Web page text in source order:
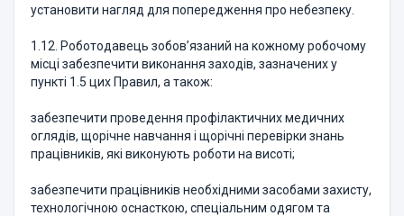
установити нагляд для попередження про небезпеку.
1.12. Роботодавець зобов’язаний на кожному робочому
місці забезпечити виконання заходів, зазначених у
пункті 1.5 цих Правил, а також:
забезпечити проведення профілактичних медичних
оглядів, щорічне навчання і щорічні перевірки знань
працівників, які виконують роботи на висоті;
забезпечити працівників необхідними засобами захисту,
технологічною оснасткою, спеціальним одягом та